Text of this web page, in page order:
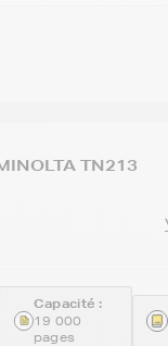
TN213
Capacité :
19 000
pages